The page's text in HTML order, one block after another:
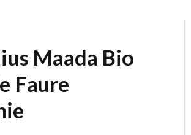
Maada Bio
Faure